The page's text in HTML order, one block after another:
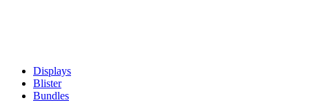
Displays
Blister
Bundles